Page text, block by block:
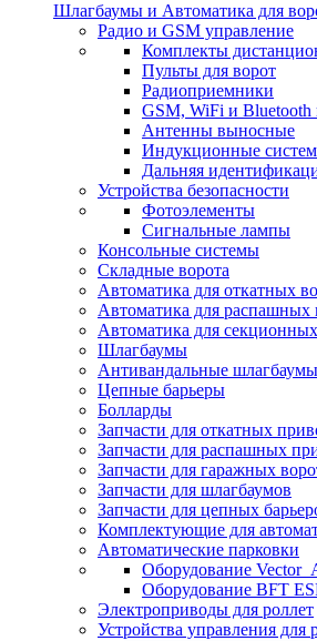
Шлагбаумы и Автоматика для
Радио и GSM управление
Комплекты
Пульты для ворот
Радиоприемники
GSM, WiFi и Bluetooth
Антенны выносные
Индукционные
Дальняя
Устройства безопасности
Фотоэлементы
Сигнальные лампы
Консольные системы
Складные ворота
Автоматика для откатных
Автоматика для распашных
Автоматика для
Шлагбаумы
Антивандальные шлагбаумы
Цепные барьеры
Болларды
Запчасти для откатных
Запчасти для распашных
Запчасти для гаражных
Запчасти для шлагбаумов
Запчасти для цепных
Комплектующие для
Автоматические парковки
Оборудование
Оборудование BFT
Электроприводы для роллет
Устройства управления для